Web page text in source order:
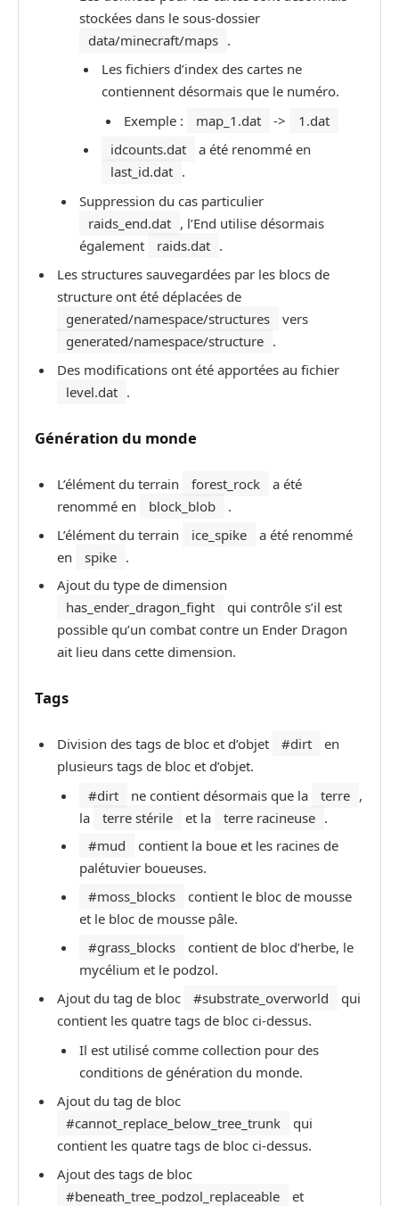
stockées dans le sous-dossier
data/minecraft/maps .
Les fichiers d’index des cartes ne
contiennent désormais que le numéro.
Exemple :
map_1.dat ->
1.dat
idcounts.dat
a été renommé en
last_id.dat .
Suppression du cas particulier
raids_end.dat , l’End utilise désormais
également
raids.dat .
Les structures sauvegardées par les blocs de
structure ont été déplacées de
generated/namespace/structures
vers
generated/namespace/structure .
Des modifications ont été apportées au fichier
level.dat .
Génération du monde
L’élément du terrain forest_rock
a été
renommé en
block_blob
.
L’élément du terrain
ice_spike
a été renommé
en
spike .
Ajout du type de dimension
has_ender_dragon_fight
qui contrôle s’il est
possible qu’un combat contre un Ender Dragon
ait lieu dans cette dimension.
Tags
Division des tags de bloc et d’objet #dirt
en
plusieurs tags de bloc et d’objet.
#dirt
ne contient désormais que la terre ,
la
terre stérile et la terre racineuse .
#mud
contient la boue et les racines de
palétuvier boueuses.
#moss_blocks
contient le bloc de mousse
et le bloc de mousse pâle.
#grass_blocks
contient de bloc d’herbe, le
mycélium et le podzol.
Ajout du tag de bloc
#substrate_overworld
qui
contient les quatre tags de bloc ci-dessus.
Il est utilisé comme collection pour des
conditions de génération du monde.
Ajout du tag de bloc
#cannot_replace_below_tree_trunk
qui
contient les quatre tags de bloc ci-dessus.
Ajout des tags de bloc
#beneath_tree_podzol_replaceable
et